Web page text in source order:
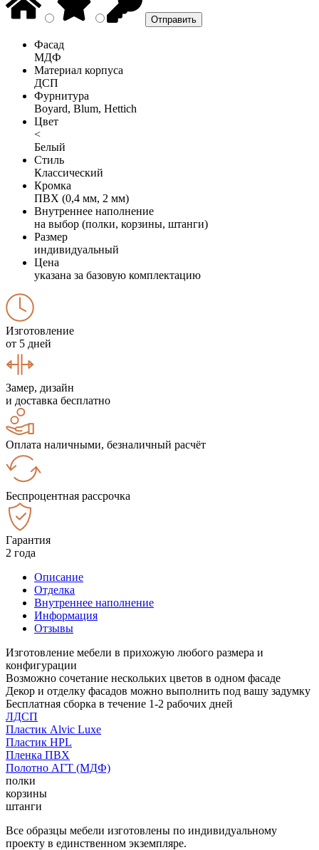
Фасад
МДФ
Материал корпуса
ДСП
Фурнитура
Boyard, Blum, Hettich
Цвет
<
Белый
Стиль
Классический
Кромка
ПВХ (0,4 мм, 2 мм)
Внутреннее наполнение
на выбор (полки, корзины, штанги)
Размер
индивидуальный
Цена
указана за базовую комплектацию
Изготовление
от 5 дней
Замер, дизайн
и доставка бесплатно
Оплата наличными, безналичный расчёт
Беспроцентная рассрочка
Гарантия
2 года
Описание
Отделка
Внутреннее наполнение
Информация
Отзывы
Изготовление мебели в прихожую любого размера и
конфигурации
Возможно сочетание нескольких цветов в одном фасаде
Декор и отделку фасадов можно выполнить под вашу задумку
Бесплатная сборка в течение 1-2 рабочих дней
ЛДСП
Пластик Alvic Luxe
Пластик HPL
Пленка ПВХ
Полотно АГТ (МДФ)
полки
корзины
штанги
Все образцы мебели изготовлены по индивидуальному
проекту в единственном экземпляре.